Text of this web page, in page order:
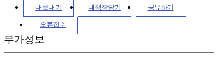
내보내기 내책장담기 공유하기
오류접수
부가정보